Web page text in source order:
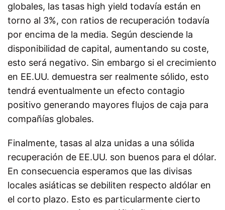
globales, las tasas high yield todavía están en
torno al 3%, con ratios de recuperación todavía
por encima de la media. Según desciende la
disponibilidad de capital, aumentando su coste,
esto será negativo. Sin embargo si el crecimiento
en EE.UU. demuestra ser realmente sólido, esto
tendrá eventualmente un efecto contagio
positivo generando mayores flujos de caja para
compañías globales.
Finalmente, tasas al alza unidas a una sólida
recuperación de EE.UU. son buenos para el dólar.
En consecuencia esperamos que las divisas
locales asiáticas se debiliten respecto aldólar en
el corto plazo. Esto es particularmente cierto